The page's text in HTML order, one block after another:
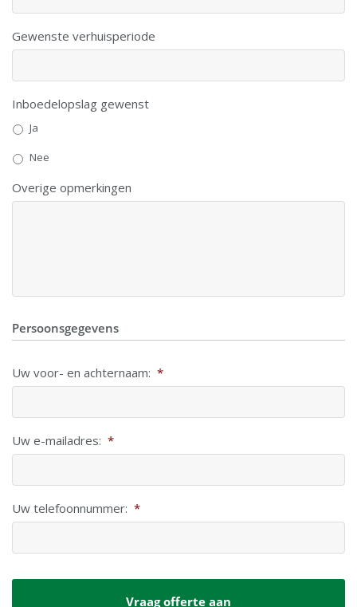
Gewenste verhuisperiode
Inboedelopslag gewenst
Ja
Nee
Overige opmerkingen
Persoonsgegevens
Uw voor- en achternaam: *
Uw e-mailadres: *
Uw telefoonnummer: *